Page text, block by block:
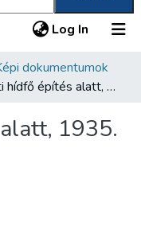
Log In (current)
dokumentumok
A pesti hídfő építés alatt, 1935. április 19.
1935.